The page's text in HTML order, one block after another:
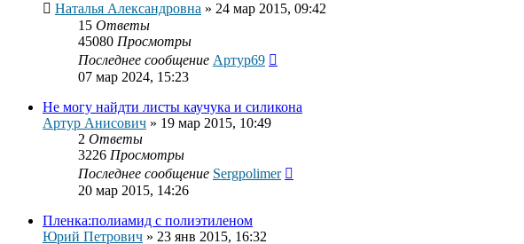
Наталья Александровна » 24 мар 2015, 09:42
15 Ответы
45080 Просмотры
Последнее сообщение Артур69
07 мар 2024, 15:23
Не могу найдти листы каучука и силикона
Артур Анисович » 19 мар 2015, 10:49
2 Ответы
3226 Просмотры
Последнее сообщение Sergpolimer
20 мар 2015, 14:26
Пленка:полиамид с полиэтиленом
Юрий Петрович » 23 янв 2015, 16:32